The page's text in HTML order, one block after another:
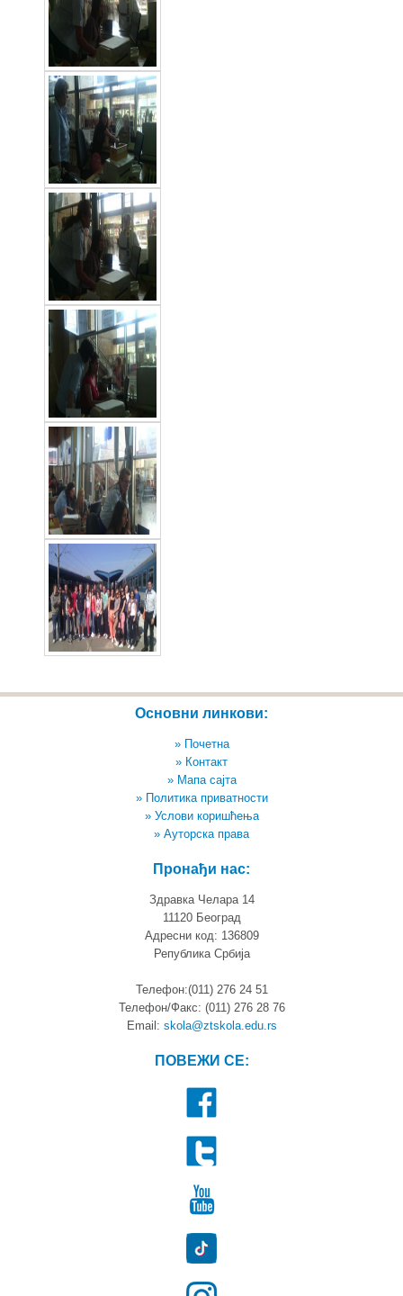
Основни линкови:
» Почетна
» Контакт
» Мапа сајта
» Политика приватности
» Услови коришћења
» Ауторска права
Пронађи нас:
Здравка Челара 14
11120 Београд
Адресни код: 136809
Република Србија
Телефон:(011) 276 24 51
Телефон/Факс: (011) 276 28 76
Email: skola@ztskola.edu.rs
ПОВЕЖИ СЕ: